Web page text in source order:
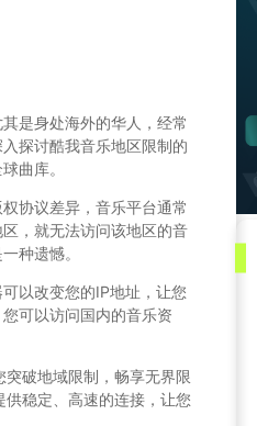
是身处海外的华人，经常
探讨酷我音乐地区限制的
曲库。
协议差异，音乐平台通常
，就无法访问该地区的音
种遗憾。
以改变您的IP地址，让您
可以访问国内的音乐资
破地域限制，畅享无界限
稳定、高速的连接，让您